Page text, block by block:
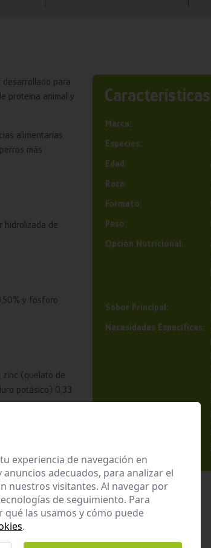
para
proteína animal y
alimentarias
más
hidrolizada de
y fósforo
zinc (quelato de
potásico) 0,33
Características
Marca:
Especies:
Edad:
Raza:
Formato:
Peso:
Opción Nutricional:
Sabor Principal:
Necesidades Específicas:
experiencia de navegación en
adecuados, para analizar el
nuestros visitantes. Al navegar por
de seguimiento. Para
las usamos y cómo puede
.